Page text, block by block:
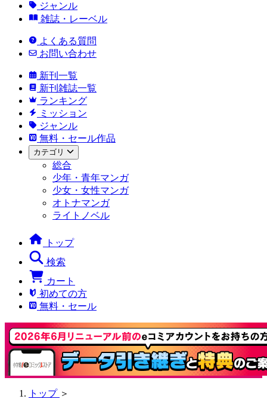
ジャンル
雑誌・レーベル
よくある質問
お問い合わせ
新刊一覧
新刊雑誌一覧
ランキング
ミッション
ジャンル
無料・セール作品
カテゴリ
総合
少年・青年マンガ
少女・女性マンガ
オトナマンガ
ライトノベル
トップ
検索
カート
初めての方
無料・セール
トップ ＞